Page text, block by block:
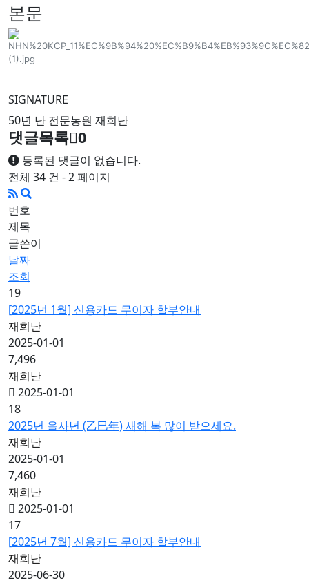
본문
SIGNATURE
50년 난 전문농원 재희난
댓글목록 0
등록된 댓글이 없습니다.
전체 34 건 - 2 페이지
번호
제목
글쓴이
날짜
조회
19
[2025년 1월] 신용카드 무이자 할부안내
재희난
2025-01-01
7,496
재희난
2025-01-01
18
2025년 을사년 (乙巳年) 새해 복 많이 받으세요.
재희난
2025-01-01
7,460
재희난
2025-01-01
17
[2025년 7월] 신용카드 무이자 할부안내
재희난
2025-06-30